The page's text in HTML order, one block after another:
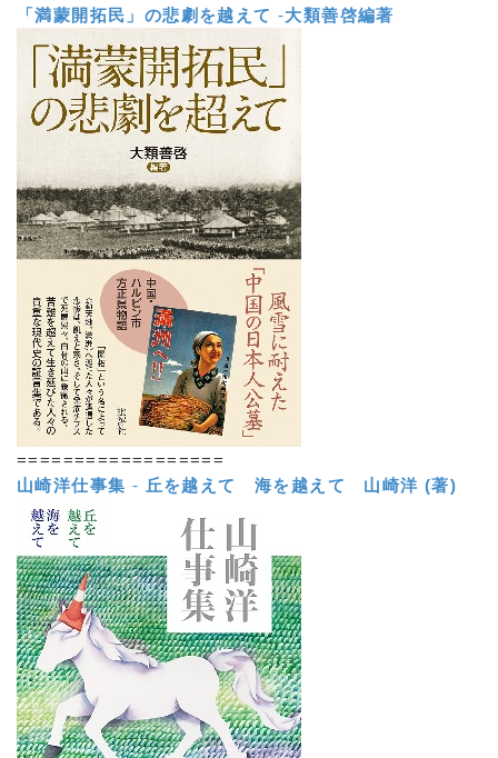
「満蒙開拓民」の悲劇を越えて -大類善啓編著
==================
山崎洋仕事集 - 丘を越えて 海を越えて 山崎洋 (著)